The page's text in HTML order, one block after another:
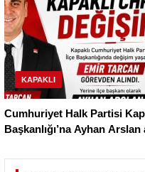
KAPAKLI
Cumhuriyet Halk Partisi
Başkanlığı’na Ayhan Arslan